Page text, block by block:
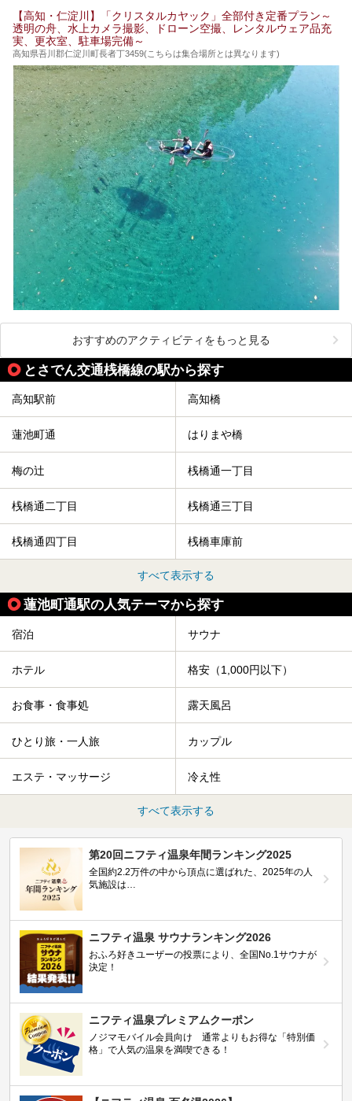
それでは見ていきましょう。
Kですよ♪
それではチェックしてきましょう♪
【高知・仁淀川】「クリスタルカヤック」全部付き定番プラン～
透明の舟、水上カメラ撮影、ドローン空撮、レンタルウェア品充
実、更衣室、駐車場完備～
高知県吾川郡仁淀川町長者丁3459(こちらは集合場所とは異なります)
おすすめのアクティビティをもっと見る
とさでん交通桟橋線の駅から探す
高知駅前 高知橋
蓮池町通 はりまや橋
梅の辻 桟橋通一丁目
桟橋通二丁目 桟橋通三丁目
桟橋通四丁目 桟橋車庫前
すべて表示する
蓮池町通駅の人気テーマから探す
宿泊 サウナ
ホテル 格安（1,000円以下）
お食事・食事処 露天風呂
ひとり旅・一人旅 カップル
エステ・マッサージ 冷え性
すべて表示する
第20回ニフティ温泉年間ランキング2025
全国約2.2万件の中から頂点に選ばれた、2025年の人
気施設は…
ニフティ温泉 サウナランキング2026
おふろ好きユーザーの投票により、全国No.1サウナが
決定！
ニフティ温泉プレミアムクーポン
ノジマモバイル会員向け 通常よりもお得な「特別価
格」で人気の温泉を満喫できる！